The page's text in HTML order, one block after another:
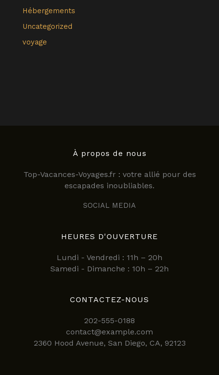
Hébergements
Uncategorized
voyage
À propos de nous
Top-Vacances-Voyages.fr : votre allié pour des
escapades inoubliables.
SOCIAL MEDIA
HEURES D'OUVERTURE
Lundi - Vendredi : 11h – 20h
Samedi - Dimanche : 10h – 22h
CONTACTEZ-NOUS
202-555-0188
contact@example.com
2360 Hood Avenue, San Diego, CA, 92123